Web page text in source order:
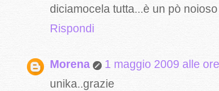
diciamocela tutta...è un pò
Rispondi
Morena
1 maggio 2009 alle
unika..grazie